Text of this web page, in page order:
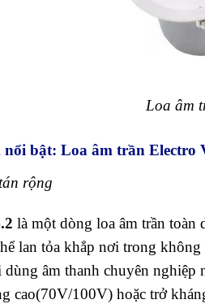
Loa âm
nổi bật: Loa âm trần Electro
rộng
là một dòng loa âm trần toàn
lan tỏa khắp nơi trong
âm thanh chuyên nghiệp
cao(70V/100V) hoặc trở